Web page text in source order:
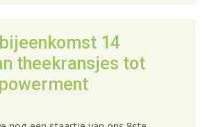
14
theekransjes tot